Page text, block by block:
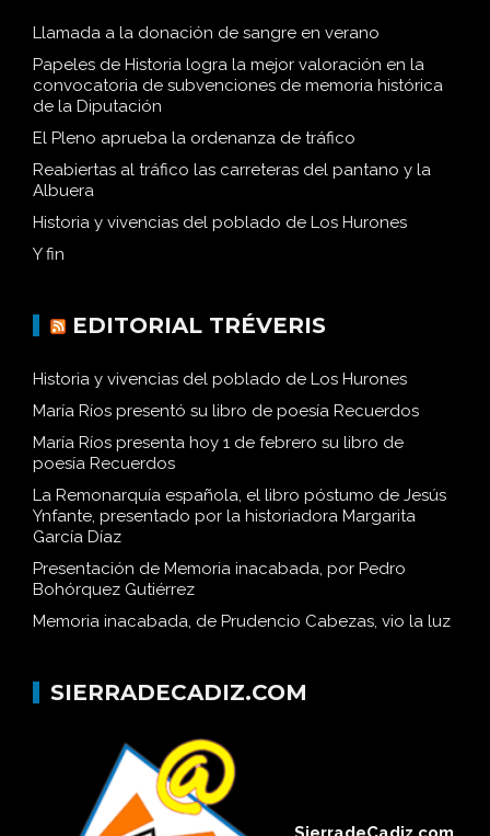
Llamada a la donación de sangre en verano
Papeles de Historia logra la mejor valoración en la
convocatoria de subvenciones de memoria histórica
de la Diputación
El Pleno aprueba la ordenanza de tráfico
Reabiertas al tráfico las carreteras del pantano y la
Albuera
Historia y vivencias del poblado de Los Hurones
Y fin
EDITORIAL TRÉVERIS
Historia y vivencias del poblado de Los Hurones
María Ríos presentó su libro de poesía Recuerdos
María Ríos presenta hoy 1 de febrero su libro de
poesía Recuerdos
La Remonarquía española, el libro póstumo de Jesús
Ynfante, presentado por la historiadora Margarita
García Díaz
Presentación de Memoria inacabada, por Pedro
Bohórquez Gutiérrez
Memoria inacabada, de Prudencio Cabezas, vio la luz
SIERRADECADIZ.COM